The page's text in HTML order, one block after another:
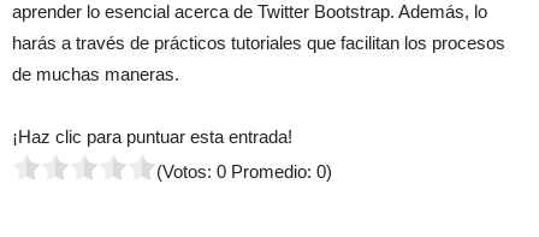
aprender lo esencial acerca de Twitter Bootstrap. Además, lo
harás a través de prácticos tutoriales que facilitan los procesos
de muchas maneras.
¡Haz clic para puntuar esta entrada!
(Votos: 0 Promedio: 0)